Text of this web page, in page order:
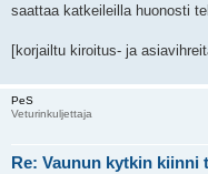
saattaa katkeileilla huonosti
[korjailtu kiroitus- ja
PeS
Veturinkuljettaja
Re: Vaunun kytkin kiinni